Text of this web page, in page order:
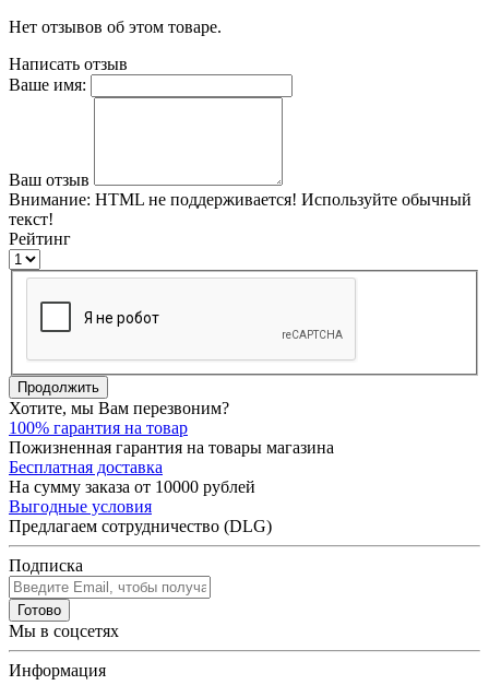
Нет отзывов об этом товаре.
Написать отзыв
Ваше имя:
Ваш отзыв
Внимание: HTML не поддерживается! Используйте обычный
текст!
Рейтинг
Продолжить
Хотите, мы Вам перезвоним?
100% гарантия на товар
Пожизненная гарантия на товары магазина
Бесплатная доставка
На сумму заказа от 10000 рублей
Выгодные условия
Предлагаем сотрудничество (DLG)
Подписка
Готово
Мы в соцсетях
Информация